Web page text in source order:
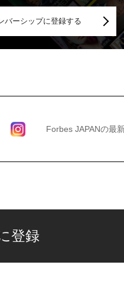
バーシップに登録する
Forbes JAPANの最
登録